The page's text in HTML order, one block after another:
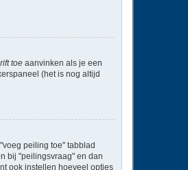
toe aanvinken als je een
(het is nog altijd
peiling toe" tabblad
bij "peilingsvraag" en dan
ook instellen hoeveel opties